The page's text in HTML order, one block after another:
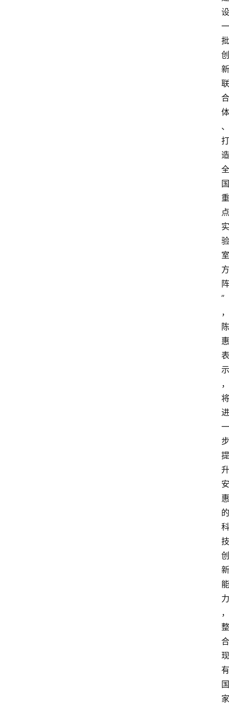
设
一
批
创
新
联
合
体
、
打
造
全
国
重
点
实
验
室
方
阵
”
，
陈
惠
表
示
，
将
进
一
步
提
升
安
惠
的
科
技
创
新
能
力
，
整
合
现
有
国
家